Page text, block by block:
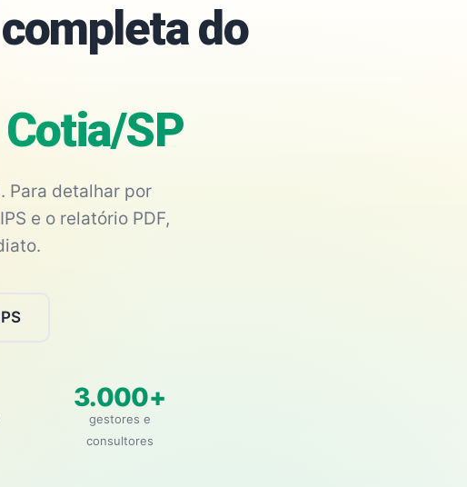
do
SP
Para detalhar por
e o relatório PDF,
3.000+
gestores e
consultores